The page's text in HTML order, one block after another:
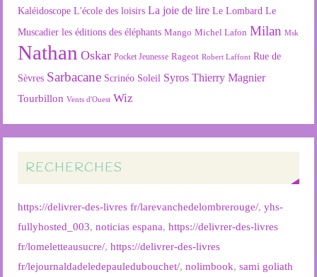
Kaléidoscope L'école des loisirs La joie de lire Le Lombard Le
Muscadier les éditions des éléphants Mango Michel Lafon Milan Msk
Nathan Oskar Pocket Jeunesse Rageot Robert Laffont Rue de
Sèvres Sarbacane Scrinéo Soleil Syros Thierry Magnier
Tourbillon Vents d'Ouest Wiz
RECHERCHES
https://delivrer-des-livres fr/larevanchedelombrerouge/,yhs-
fullyhosted_003,noticias espana,https://delivrer-des-livres
fr/lomeletteausucre/,https://delivrer-des-livres
fr/lejournaldadeledepauledubouchet/,nolimbook,sami goliath